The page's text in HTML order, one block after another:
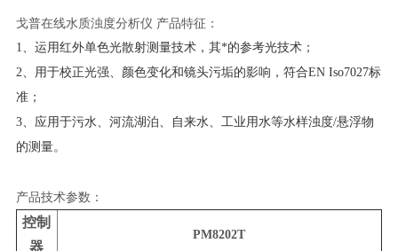
戈普在线水质浊度分析仪 产品特征：
1、运用红外单色光散射测量技术，其*的参考光技术；
2、用于校正光强、颜色变化和镜头污垢的影响，符合EN Iso7027标
准；
3、应用于污水、河流湖泊、
自来水、 工业用水等水样浊度/悬浮物
的测量。
产品技术参数：
控制
器
PM8202T